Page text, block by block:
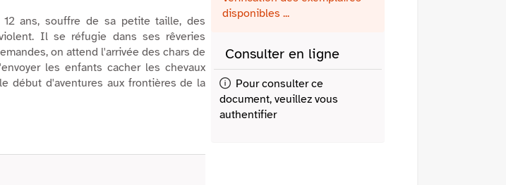
ans, souffre de sa petite taille, des
Il se réfugie dans ses rêveries
on attend l'arrivée des chars de
les enfants cacher les chevaux
début d'aventures aux frontières de la
disponibles ...
Consulter en ligne
Pour consulter ce
document, veuillez vous
authentifier